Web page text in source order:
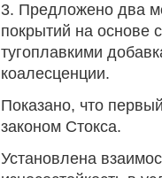
3. Предложено два
покрытий на
тугоплавкими
коалесценции.
Показано, что
законом Стокса.
Установлена